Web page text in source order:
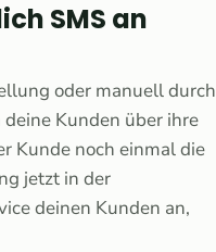
SMS an
oder manuell durch
Kunden über ihre
Kunde noch einmal die
jetzt in der
deinen Kunden an,